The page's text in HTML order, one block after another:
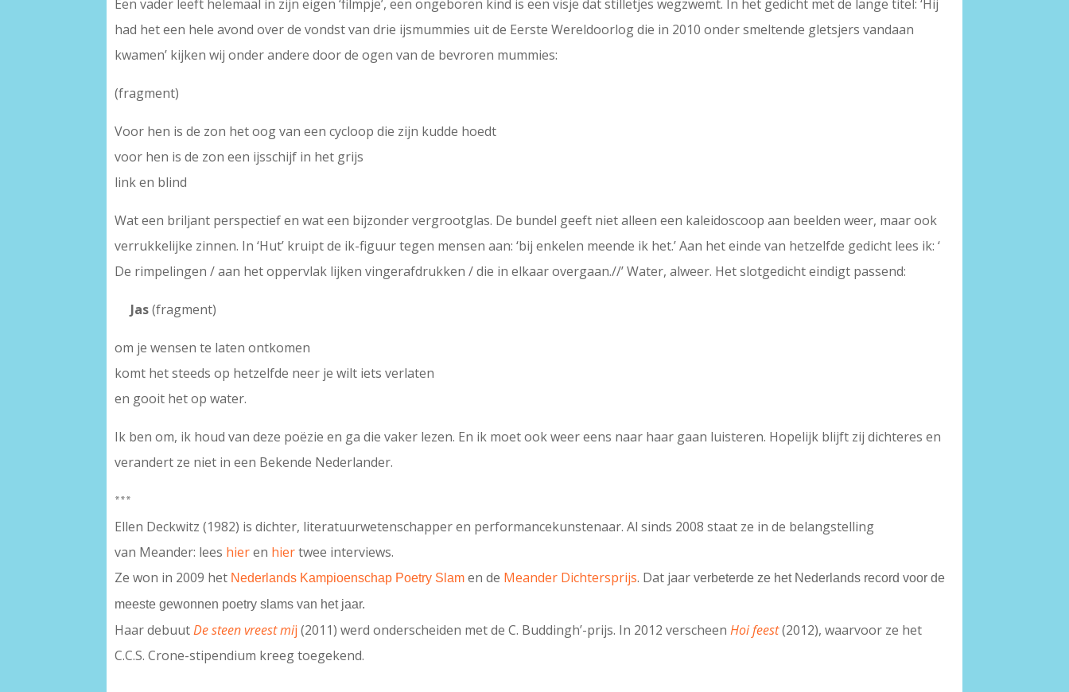
Een vader leeft helemaal in zijn eigen ‘filmpje’, een ongeboren kind is een visje dat stilletjes wegzwemt. In het gedicht met de lange titel: ‘Hij
had het een hele avond over de vondst van drie ijsmummies uit de Eerste Wereldoorlog die in 2010 onder smeltende gletsjers vandaan
kwamen’ kijken wij onder andere door de ogen van de bevroren mummies:
(fragment)
Voor hen is de zon het oog van een cycloop die zijn kudde hoedt
voor hen is de zon een ijsschijf in het grijs
link en blind
Wat een briljant perspectief en wat een bijzonder vergrootglas. De bundel geeft niet alleen een kaleidoscoop aan beelden weer, maar ook
verrukkelijke zinnen. In ‘Hut’ kruipt de ik-figuur tegen mensen aan: ‘bij enkelen meende ik het.’ Aan het einde van hetzelfde gedicht lees ik: ‘
De rimpelingen / aan het oppervlak lijken vingerafdrukken / die in elkaar overgaan.//’ Water, alweer. Het slotgedicht eindigt passend:
Jas(fragment)
om je wensen te laten ontkomen
komt het steeds op hetzelfde neer je wilt iets verlaten
en gooit het op water.
Ik ben om, ik houd van deze poëzie en ga die vaker lezen. En ik moet ook weer eens naar haar gaan luisteren. Hopelijk blijft zij dichteres en
verandert ze niet in een Bekende Nederlander.
***
Ellen Deckwitz (1982) is dichter, literatuurwetenschapper en performancekunstenaar. Al sinds 2008 staat ze in de belangstelling
van Meander: lees hieren hiertwee interviews.
Ze won in 2009 het Nederlands Kampioenschap Poetry Slam en de Meander Dichtersprijs. Dat jaar verbeterde ze het Nederlands record voor de
meeste gewonnen poetry slams van het jaar.
Haar debuut De steen vreest mij (2011) werd onderscheiden met de C. Buddingh’-prijs. In 2012 verscheenHoi feest(2012), waarvoor ze het
C.C.S. Crone-stipendium kreeg toegekend.